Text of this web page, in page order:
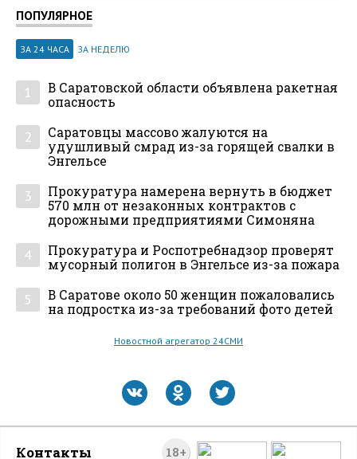
ПОПУЛЯРНОЕ
ЗА 24 ЧАСА ЗА НЕДЕЛЮ
1
В Саратовской области объявлена ракетная
опасность
2
Саратовцы массово жалуются на
удушливый смрад из-за горящей свалки в
Энгельсе
3
Прокуратура намерена вернуть в бюджет
570 млн от незаконных контрактов с
дорожными предприятиями Симоняна
4
Прокуратура и Роспотребнадзор проверят
мусорный полигон в Энгельсе из-за пожара
5
В Саратове около 50 женщин пожаловались
на подростка из-за требований фото детей
Новостной агрегатор 24СМИ
18+
Контакты